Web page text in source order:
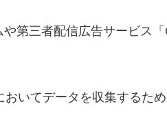
第三者配信広告サービス
いてデータを収集するた